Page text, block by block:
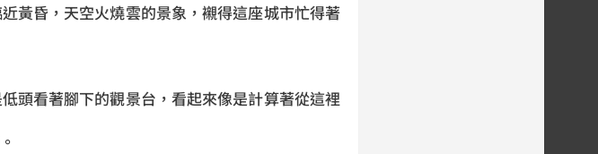
黃昏，天空火燒雲的景象，襯得這座城市忙得著
頭看著腳下的觀景台，看起來像是計算著從這裡